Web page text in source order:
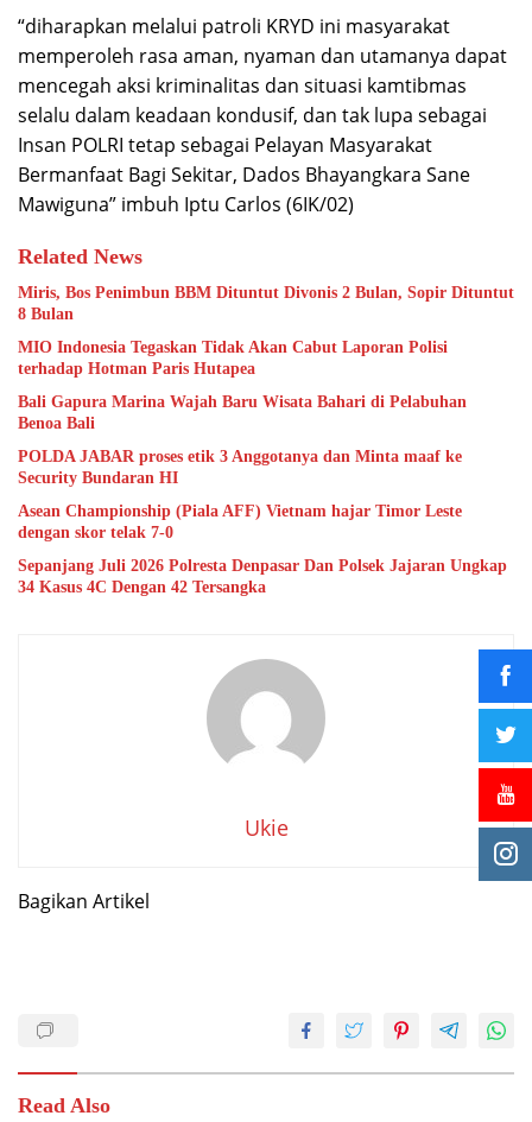
“diharapkan melalui patroli KRYD ini masyarakat
memperoleh rasa aman, nyaman dan utamanya dapat
mencegah aksi kriminalitas dan situasi kamtibmas
selalu dalam keadaan kondusif, dan tak lupa sebagai
Insan POLRI tetap sebagai Pelayan Masyarakat
Bermanfaat Bagi Sekitar, Dados Bhayangkara Sane
Mawiguna” imbuh Iptu Carlos (6IK/02)
Related News
Miris, Bos Penimbun BBM Dituntut Divonis 2 Bulan, Sopir Dituntut
8 Bulan
MIO Indonesia Tegaskan Tidak Akan Cabut Laporan Polisi
terhadap Hotman Paris Hutapea
Bali Gapura Marina Wajah Baru Wisata Bahari di Pelabuhan
Benoa Bali
POLDA JABAR proses etik 3 Anggotanya dan Minta maaf ke
Security Bundaran HI
Asean Championship (Piala AFF) Vietnam hajar Timor Leste
dengan skor telak 7-0
Sepanjang Juli 2026 Polresta Denpasar Dan Polsek Jajaran Ungkap
34 Kasus 4C Dengan 42 Tersangka
Ukie
Bagikan Artikel
Read Also